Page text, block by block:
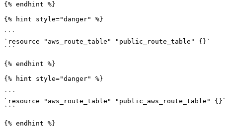
{% endhint %}
{% hint style="danger" %}
```
`resource "aws_route_table" "public_route_table" {}`
```
{% endhint %}
{% hint style="danger" %}
```
`resource "aws_route_table" "public_aws_route_table" {}`
```
{% endhint %}